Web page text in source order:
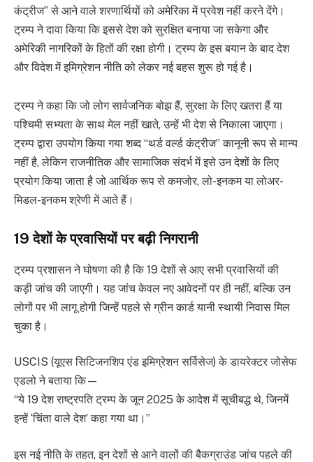
कंट्रीज” से आने वाले शरणार्थियों को अमेरिका में प्रवेश नहीं करने देंगे।
ट्रम्प ने दावा किया कि इससे देश को सुरक्षित बनाया जा सकेगा और
अमेरिकी नागरिकों के हितों की रक्षा होगी। ट्रम्प के इस बयान के बाद देश
और विदेश में इमिग्रेशन नीति को लेकर नई बहस शुरू हो गई है।
ट्रम्प ने कहा कि जो लोग सार्वजनिक बोझ हैं, सुरक्षा के लिए खतरा हैं या
पश्चिमी सभ्यता के साथ मेल नहीं खाते, उन्हें भी देश से निकाला जाएगा।
ट्रम्प द्वारा उपयोग किया गया शब्द “थर्ड वर्ल्ड कंट्रीज” कानूनी रूप से मान्य
नहीं है, लेकिन राजनीतिक और सामाजिक संदर्भ में इसे उन देशों के लिए
प्रयोग किया जाता है जो आर्थिक रूप से कमजोर, लो-इनकम या लोअर-
मिडल-इनकम श्रेणी में आते हैं।
19 देशों के प्रवासियों पर बढ़ी निगरानी
ट्रम्प प्रशासन ने घोषणा की है कि 19 देशों से आए सभी प्रवासियों की
कड़ी जांच की जाएगी। यह जांच केवल नए आवेदनों पर ही नहीं, बल्कि उन
लोगों पर भी लागू होगी जिन्हें पहले से ग्रीन कार्ड यानी स्थायी निवास मिल
चुका है।
USCIS (यूएस सिटिजनशिप एंड इमिग्रेशन सर्विसेज) के डायरेक्टर जोसेफ
एडलो ने बताया कि—
“ये 19 देश राष्ट्रपति ट्रम्प के जून 2025 के आदेश में सूचीबद्ध थे, जिनमें
इन्हें ‘चिंता वाले देश’ कहा गया था।”
इस नई नीति के तहत, इन देशों से आने वालों की बैकग्राउंड जांच पहले की